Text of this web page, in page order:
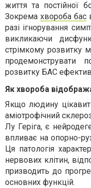
життя та постійної
Зокрема хвороба бас
разі ігнорування
викликаючи
стрімкому розвитку
продемонструвати
розвитку БАС
Як хвороба
Якщо людину
аміотрофічний
Лу Геріга, є
впливає на опорно-
Ця патологія
нервових клітин,
призводить до
основних функцій.